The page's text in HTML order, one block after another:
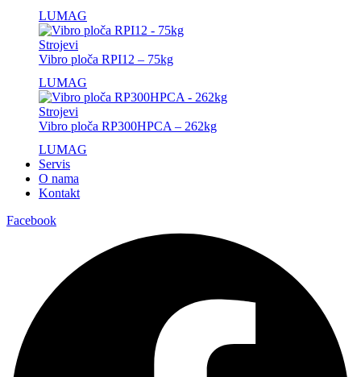
LUMAG
Strojevi
Vibro ploča RPI12 – 75kg
LUMAG
Strojevi
Vibro ploča RP300HPCA – 262kg
LUMAG
Servis
O nama
Kontakt
Facebook